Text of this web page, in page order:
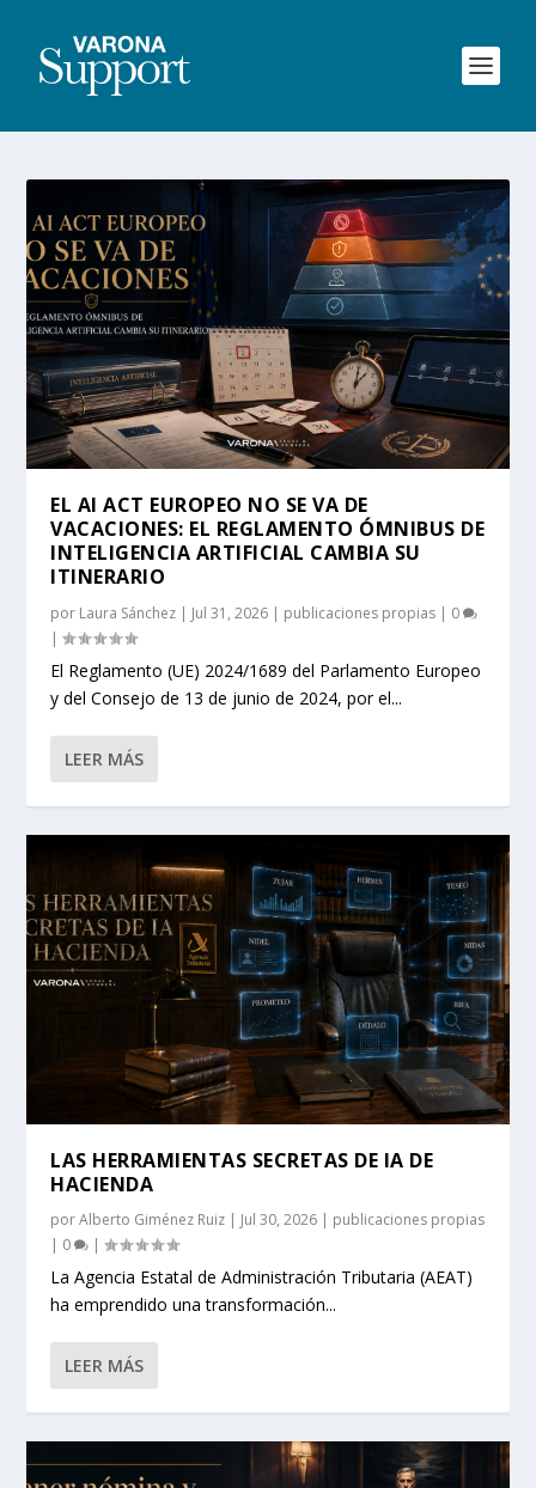
EL AI ACT EUROPEO NO SE VA DE
VACACIONES: EL REGLAMENTO ÓMNIBUS DE
INTELIGENCIA ARTIFICIAL CAMBIA SU
ITINERARIO
por Laura Sánchez | Jul 31, 2026 | publicaciones propias | 0
|
El Reglamento (UE) 2024/1689 del Parlamento Europeo
y del Consejo de 13 de junio de 2024, por el...
LEER MÁS
LAS HERRAMIENTAS SECRETAS DE IA DE
HACIENDA
porAlberto Giménez Ruiz | Jul 30, 2026 | publicaciones propias
| 0 |
La Agencia Estatal de Administración Tributaria (AEAT)
ha emprendido una transformación...
LEER MÁS